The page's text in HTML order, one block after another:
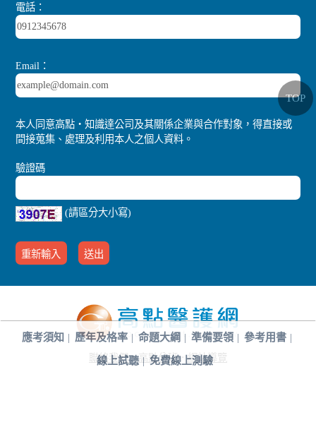
應考須知 歷年及格率 命題大綱 準備要領 參考用書
線上試聽 免費線上測驗
電話：
Email：
本人同意高點‧知識達公司及其關係企業與合作對象，得直接或
間接蒐集、處理及利用本人之個人資料。
驗證碼
(請區分大小寫)
聯絡我們．高點分班．網站導覽
TOP